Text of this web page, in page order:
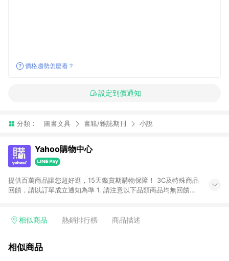
價格趨勢怎麼看？
設定到價通知
分類： 圖書文具 書籍/雜誌期刊 小說
Yahoo購物中心
提供百萬商品讓您超好逛，15天鑑賞期購物保障！ 3C及特殊商品
回饋，請以訂單成立通知為準 1. 請注意以下品類商品均無回饋：
電玩/遊戲/相機/單眼/鏡頭/拍立得 [2024/6/1起適用] -內接硬
的購回饋活動享Yahoo超贈點回饋者 - 購物中心商店之商品：商
相似商品 熱銷排行榜 商品描述
相似商品